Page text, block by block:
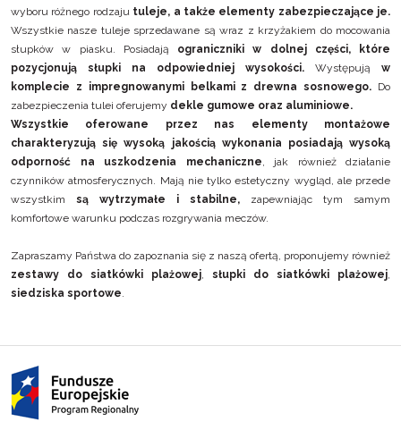
wyboru różnego rodzaju tuleje, a także elementy zabezpieczające je.
Wszystkie nasze tuleje sprzedawane są wraz z krzyżakiem do mocowania
słupków w piasku. Posiadają ograniczniki w dolnej części, które
pozycjonują słupki na odpowiedniej wysokości. Występują w
komplecie z impregnowanymi belkami z drewna sosnowego. Do
zabezpieczenia tulei oferujemy dekle gumowe oraz aluminiowe.
Wszystkie oferowane przez nas elementy montażowe
charakteryzują się wysoką jakością wykonania posiadają wysoką
odporność na uszkodzenia mechaniczne, jak również działanie
czynników atmosferycznych. Mają nie tylko estetyczny wygląd, ale przede
wszystkim są wytrzymałe i stabilne, zapewniając tym samym
komfortowe warunku podczas rozgrywania meczów.
Zapraszamy Państwa do zapoznania się z naszą ofertą, proponujemy również
zestawy do siatkówki plażowej, słupki do siatkówki plażowej,
siedziska sportowe.